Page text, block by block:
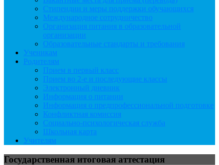
Стипендии и меры поддержки обучающихся
Международное сотрудничество
Организация питания в образовательной
организации
Образовательные стандарты и требования
Ученикам
Родителям
Прием в первый класс
Прием во 2-е и последующие классы
Электронный дневник
Информация о питании
Информация о предпрофессиональной подготовке
Конфликтная комиссия
Социально-психологическая служба
Школьная карта
Учителям
Государственная итоговая аттестация